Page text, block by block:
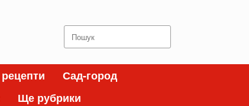
Search
for:
рецепти
Сад-город
Ще рубрики